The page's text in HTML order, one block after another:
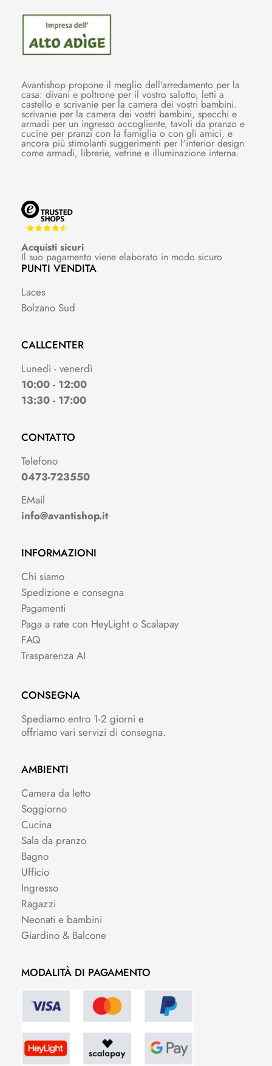
Avantishop propone il meglio dell'arredamento per la
casa: divani e poltrone per il vostro salotto, letti a
castello e scrivanie per la camera dei vostri bambini.
scrivanie per la camera dei vostri bambini, specchi e
armadi per un ingresso accogliente, tavoli da pranzo e
cucine per pranzi con la famiglia o con gli amici, e
ancora più stimolanti suggerimenti per l'interior design
come armadi, librerie, vetrine e illuminazione interna.
Acquisti sicuri
Il suo pagamento viene elaborato in modo sicuro
PUNTI VENDITA
Laces
Bolzano Sud
CALLCENTER
Lunedì - venerdì
10:00 - 12:00
13:30 - 17:00
CONTATTO
Telefono
0473-723550
EMail
info@avantishop.it
INFORMAZIONI
Chi siamo
Spedizione e consegna
Pagamenti
Paga a rate con HeyLight o Scalapay
FAQ
Trasparenza AI
CONSEGNA
Spediamo entro 1-2 giorni e
offriamo vari servizi di consegna.
AMBIENTI
Camera da letto
Soggiorno
Cucina
Sala da pranzo
Bagno
Ufficio
Ingresso
Ragazzi
Neonati e bambini
Giardino & Balcone
MODALITÀ DI PAGAMENTO